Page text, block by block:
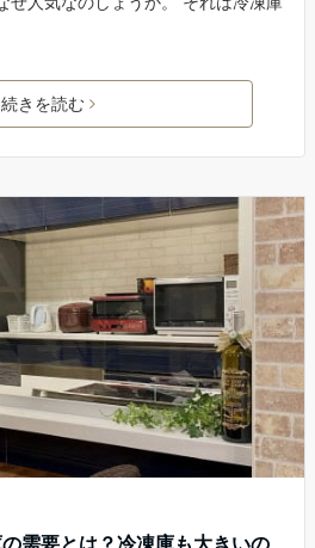
続きを読む